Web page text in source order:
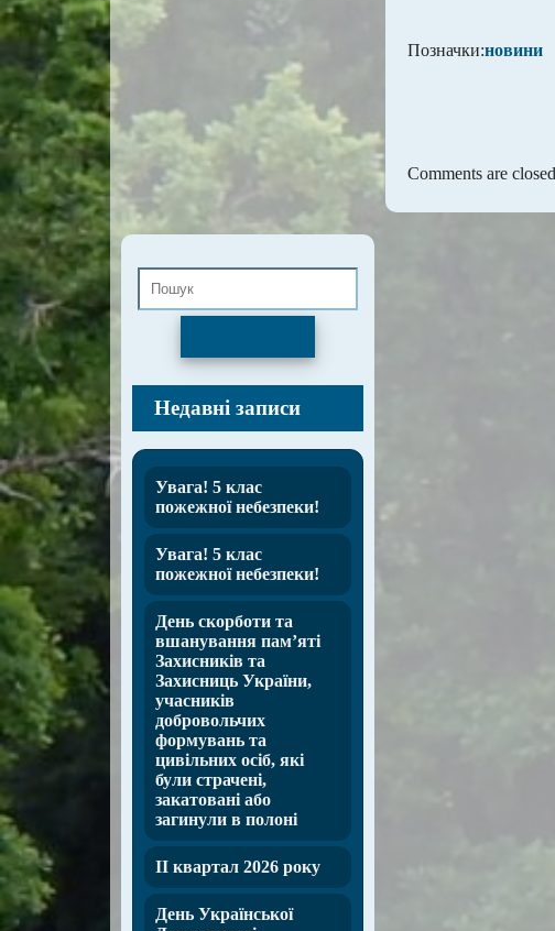
Позначки:новини
Comments are
Недавні записи
Увага! 5 клас
пожежної небезпеки!
Увага! 5 клас
пожежної небезпеки!
День скорботи та
вшанування пам’яті
Захисників та
Захисниць України,
учасників
добровольчих
формувань та
цивільних осіб, які
були страчені,
закатовані або
загинули в полоні
ІІ квартал 2026 року
День Української